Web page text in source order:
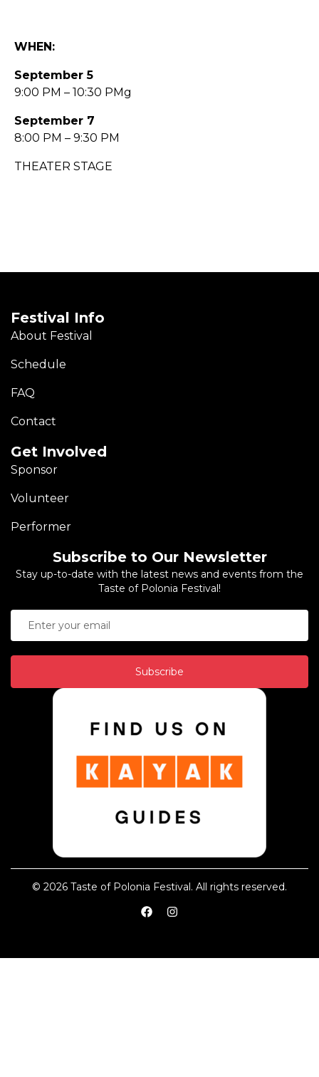
WHEN:
September 5
9:00 PM – 10:30 PMg
September 7
8:00 PM – 9:30 PM
THEATER STAGE
Festival Info
About Festival
Schedule
FAQ
Contact
Get Involved
Sponsor
Volunteer
Performer
Subscribe to Our Newsletter
Stay up-to-date with the latest news and events from the
Taste of Polonia Festival!
Subscribe
© 2026 Taste of Polonia Festival. All rights reserved.